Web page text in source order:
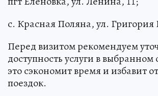
с. Красная Поляна, ул. Григория
Перед визитом рекомендуем
доступность услуги в
это сэкономит время и избавит
поездок.